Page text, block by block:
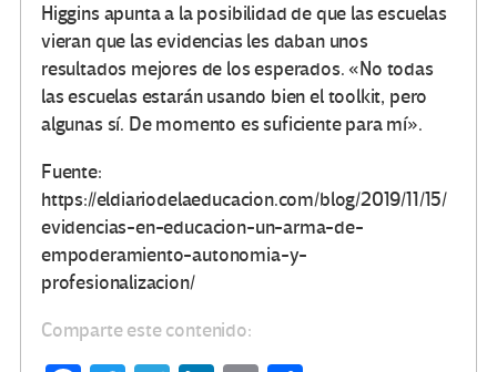
Higgins apunta a la posibilidad de que las escuelas
vieran que las evidencias les daban unos
resultados mejores de los esperados. «No todas
las escuelas estarán usando bien el toolkit, pero
algunas sí. De momento es suficiente para mí».
Fuente:
https://eldiariodelaeducacion.com/blog/2019/11/15/
evidencias-en-educacion-un-arma-de-
empoderamiento-autonomia-y-
profesionalizacion/
Comparte este contenido: